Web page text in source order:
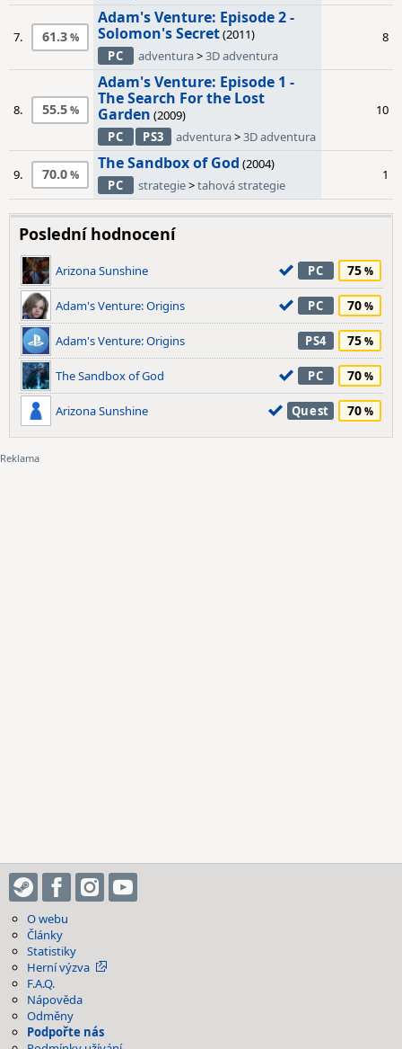
7. 61.3
Adam's Venture: Episode 2 -
Solomon's Secret(2011)
PC
adventura>3D adventura
8
8. 55.5
Adam's Venture: Episode 1 -
The Search For the Lost
Garden (2009)
PC
PS3 adventura>3D adventura
10
9. 70.0
The Sandbox of God (2004)
PC
strategie>tahová strategie
1
Poslední hodnocení
Arizona Sunshine PC 75
Adam's Venture: Origins PC 70
Adam's Venture: Origins PS4 75
The Sandbox of God PC 70
Arizona Sunshine Quest 70
O webu
Články
Statistiky
Herní výzva
F.A.Q.
Nápověda
Odměny
Podpořte nás